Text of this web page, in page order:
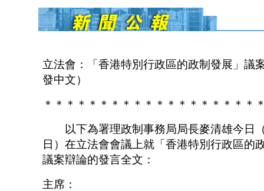
立法會：「香港特別行政區的政制發展」議
發中文）
＊＊＊＊＊＊＊＊＊＊＊＊＊＊＊＊＊＊＊
以下為署理政制事務局局長麥清雄今日
日）在立法會會議上就「香港特別行政區的
議案辯論的發言全文：
主席：